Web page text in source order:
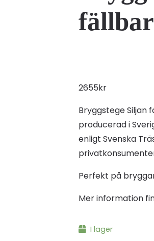
fällbar
2655kr
Bryggstege Siljan
producerad i
enligt Svenska
Perfekt på
Mer information
I lager